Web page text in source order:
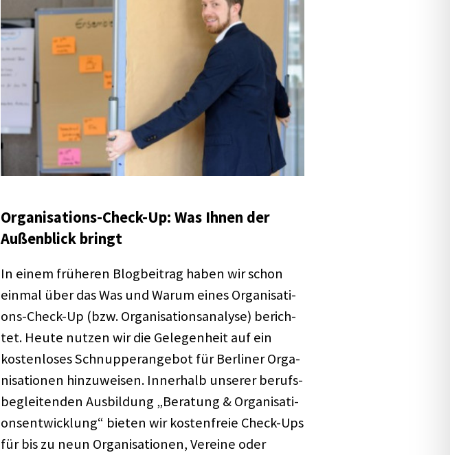
Orga­ni­sa­ti­ons-Check-Up: Was Ihnen der
Außen­blick bringt
In einem frühe­ren Blog­bei­trag haben wir schon
einmal über das Was und Warum eines Orga­­ni­­sa­­ti­
ons-Check-Up (bzw. Orga­ni­sa­ti­ons­ana­lyse) berich­
tet. Heute nutzen wir die Gele­gen­heit auf ein
kosten­lo­ses Schnup­per­an­ge­bot für Berli­ner Orga­
ni­sa­tio­nen hinzu­wei­sen. Inner­halb unse­rer berufs­
be­glei­ten­den Ausbil­dung „Bera­tung & Orga­ni­sa­ti­
ons­ent­wick­lung“ bieten wir kosten­freie Check-Ups
für bis zu neun Orga­ni­sa­tio­nen, Vereine oder